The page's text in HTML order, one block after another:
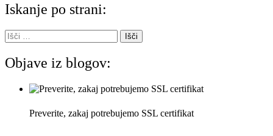
Iskanje po strani:
Išči:
Objave iz blogov:
Preverite, zakaj potrebujemo SSL certifikat